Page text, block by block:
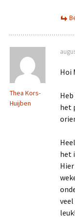
Thea Kors-
Huijben
Hoi
het
het